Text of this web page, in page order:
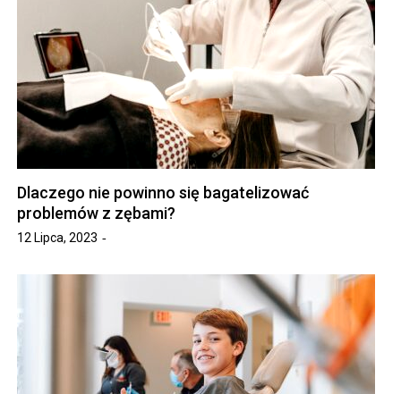
Dlaczego nie powinno się bagatelizować
problemów z zębami?
12 Lipca, 2023